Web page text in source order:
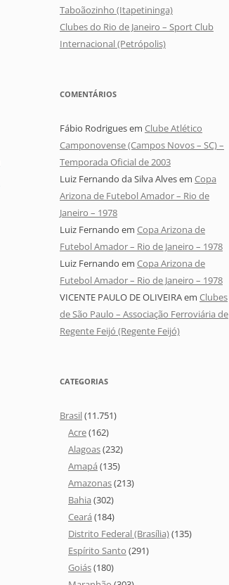
Taboãozinho (Itapetininga)
Clubes do Rio de Janeiro – Sport Club
Internacional (Petrópolis)
COMENTÁRIOS
Fábio Rodriguesem Clube Atlético
Camponovense (Campos Novos – SC) –
Temporada Oficial de 2003
Luiz Fernando da Silva Alvesem Copa
Arizona de Futebol Amador – Rio de
Janeiro – 1978
Luiz Fernando em Copa Arizona de
Futebol Amador – Rio de Janeiro – 1978
Luiz Fernando em Copa Arizona de
Futebol Amador – Rio de Janeiro – 1978
VICENTE PAULO DE OLIVEIRAem Clubes
de São Paulo – Associação Ferroviária de
Regente Feijó (Regente Feijó)
CATEGORIAS
Brasil(11.751)
Acre(162)
Alagoas(232)
Amapá (135)
Amazonas(213)
Bahia (302)
Ceará (184)
Distrito Federal (Brasília)(135)
Espírito Santo (291)
Goiás(180)